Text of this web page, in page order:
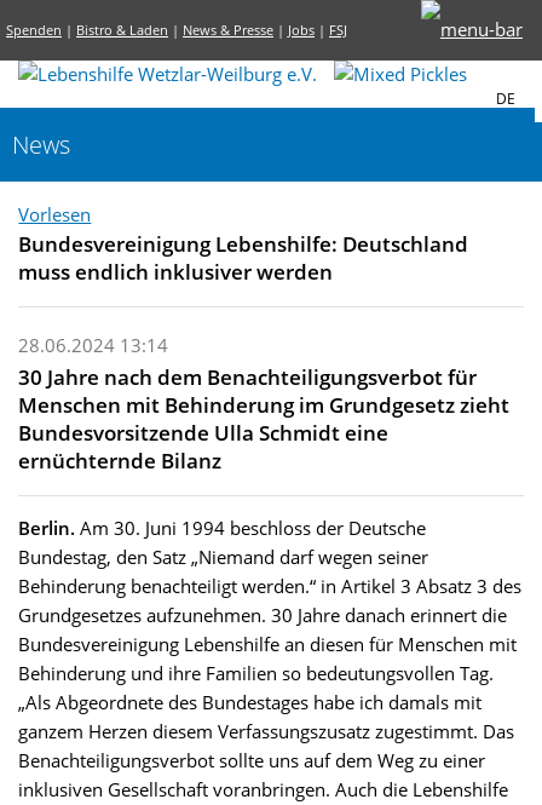
Spenden | Bistro & Laden | News & Presse | Jobs | FSJ
DE
News
Vorlesen
Bundesvereinigung Lebenshilfe: Deutschland
muss endlich inklusiver werden
28.06.2024 13:14
30 Jahre nach dem Benachteiligungsverbot für
Menschen mit Behinderung im Grundgesetz zieht
Bundesvorsitzende Ulla Schmidt eine
ernüchternde Bilanz
Berlin.Am 30. Juni 1994 beschloss der Deutsche
Bundestag, den Satz „Niemand darf wegen seiner
Behinderung benachteiligt werden.“ in Artikel 3 Absatz 3 des
Grundgesetzes aufzunehmen. 30 Jahre danach erinnert die
Bundesvereinigung Lebenshilfe an diesen für Menschen mit
Behinderung und ihre Familien so bedeutungsvollen Tag.
„Als Abgeordnete des Bundestages habe ich damals mit
ganzem Herzen diesem Verfassungszusatz zugestimmt. Das
Benachteiligungsverbot sollte uns auf dem Weg zu einer
inklusiven Gesellschaft voranbringen. Auch die Lebenshilfe